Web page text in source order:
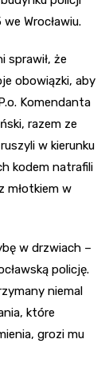
Wrocławiu.
sprawił, że
obowiązki, aby
Komendanta
razem ze
w kierunku
kodem natrafili
młotkiem w
w drzwiach –
policję.
niemal
które
grozi mu